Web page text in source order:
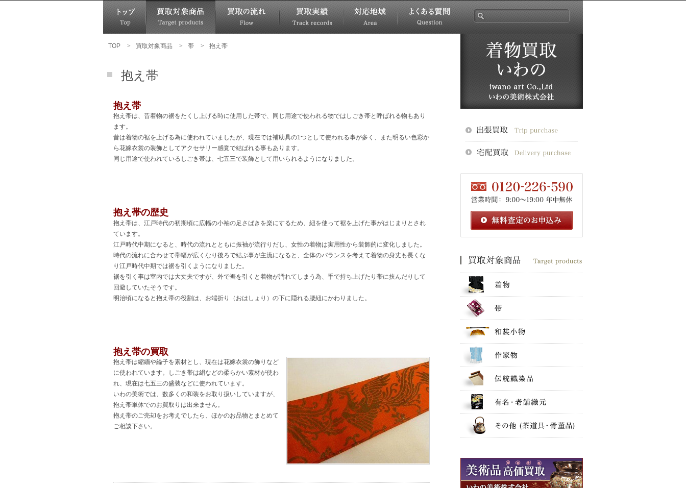
TOP > 買取対象商品 > 帯 > 抱え帯
抱え帯
抱え帯
抱え帯は、昔着物の裾をたくし上げる時に使用した帯で、同じ用途で使われる物ではしごき帯と呼ばれる物もあり
ます。
昔は着物の裾を上げる為に使われていましたが、現在では補助具の1つとして使われる事が多く、また明るい色彩か
ら花嫁衣裳の装飾としてアクセサリー感覚で結ばれる事もあります。
同じ用途で使われているしごき帯は、七五三で装飾として用いられるようになりました。
抱え帯の歴史
抱え帯は、江戸時代の初期頃に広幅の小袖の足さばきを楽にするため、紐を使って裾を上げた事がはじまりとされ
ています。
江戸時代中期になると、時代の流れとともに振袖が流行りだし、女性の着物は実用性から装飾的に変化しました。
時代の流れに合わせて帯幅が広くなり後ろで結ぶ事が主流になると、全体のバランスを考えて着物の身丈も長くな
り江戸時代中期では裾を引くようになりました。
裾を引く事は室内では大丈夫ですが、外で裾を引くと着物が汚れてしまう為、手で持ち上げたり帯に挟んだりして
回避していたそうです。
明治頃になると抱え帯の役割は、お端折り（おはしょり）の下に隠れる腰紐にかわりました。
抱え帯の買取
抱え帯は縮緬や綸子を素材とし、現在は花嫁衣裳の飾りなど
に使われています。しごき帯は絹などの柔らかい素材が使わ
れ、現在は七五三の盛装などに使われています。
いわの美術では、数多くの和装をお取り扱いしていますが、
抱え帯単体でのお買取りは出来ません。
抱え帯のご売却をお考えでしたら、ほかのお品物とまとめて
ご相談下さい。